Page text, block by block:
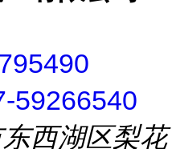
59266540
西湖区梨花